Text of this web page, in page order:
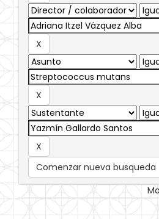
Comenzar nueva busqueda